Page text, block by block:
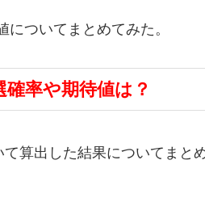
ついてまとめてみた。
率や期待値は？
算出した結果についてまと